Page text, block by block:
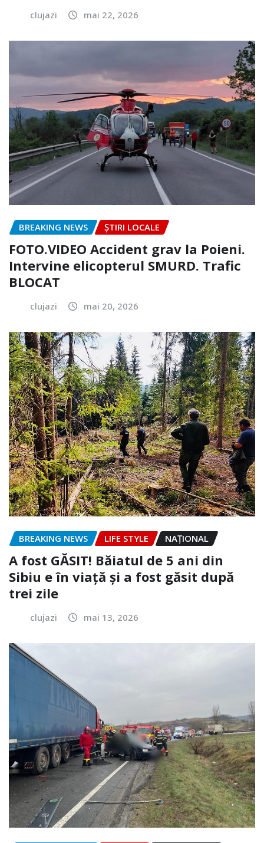
clujazi mai 22, 2026
BREAKING NEWS ȘTIRI LOCALE
FOTO.VIDEO Accident grav la Poieni.
Intervine elicopterul SMURD. Trafic
BLOCAT
clujazi mai 20, 2026
BREAKING NEWS LIFE STYLE NAŢIONAL
A fost GĂSIT! Băiatul de 5 ani din
Sibiu e în viață și a fost găsit după
trei zile
clujazi mai 13, 2026